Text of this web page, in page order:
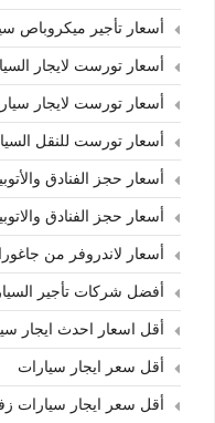
أسعار تأجير ميكروباص
أسعار تورست لايجار
أسعار تورست لايجار
أسعار تورست للنقل
أسعار حجز الفنادق
أسعار حجز الفنادق
أسعار لاندروفر من جاغورا
أفضل شركات تأجير
أقل اسعار احدث ايجار
أقل سعر ايجار سيارات
أقل سعر ايجار سيارات